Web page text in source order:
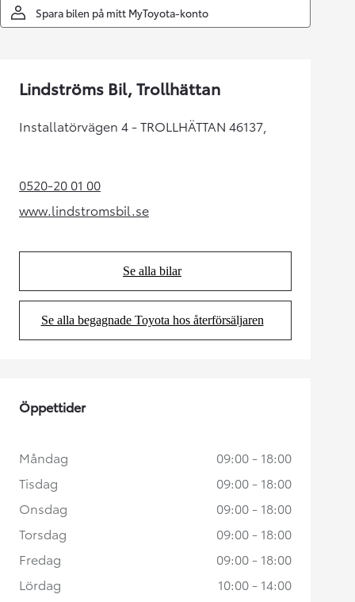
Spara bilen på mitt MyToyota-konto
Lindströms Bil, Trollhättan
Installatörvägen 4 - TROLLHÄTTAN 46137,
0520-20 01 00(Opens in new tab)
www.lindstromsbil.se
(Opens in new tab)
Se alla bilar
(Opens in new tab)
Se alla begagnade Toyota hos återförsäljaren
(Opens in new tab)
Öppettider
Måndag
09:00 - 18:00
Tisdag
09:00 - 18:00
Onsdag
09:00 - 18:00
Torsdag
09:00 - 18:00
Fredag
09:00 - 18:00
Lördag
10:00 - 14:00